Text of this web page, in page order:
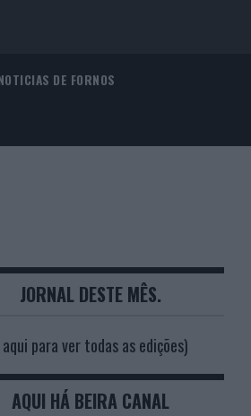
DE FORNOS
JORNAL DESTE MÊS.
para ver todas as edições)
AQUI HÁ BEIRA CANAL